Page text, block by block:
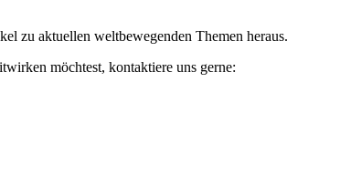
zu aktuellen weltbewegenden Themen heraus.
möchtest, kontaktiere uns gerne: